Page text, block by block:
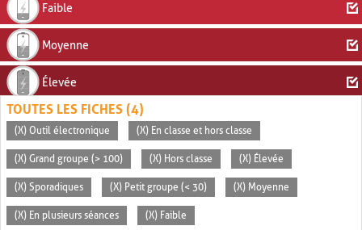
Faible
Moyenne
Élevée
TOUTES LES FICHES (4)
(X) Outil électronique (X) En classe et hors classe
(X) Grand groupe (> 100) (X) Hors classe (X) Élevée
(X) Sporadiques (X) Petit groupe (< 30) (X) Moyenne
(X) En plusieurs séances (X) Faible